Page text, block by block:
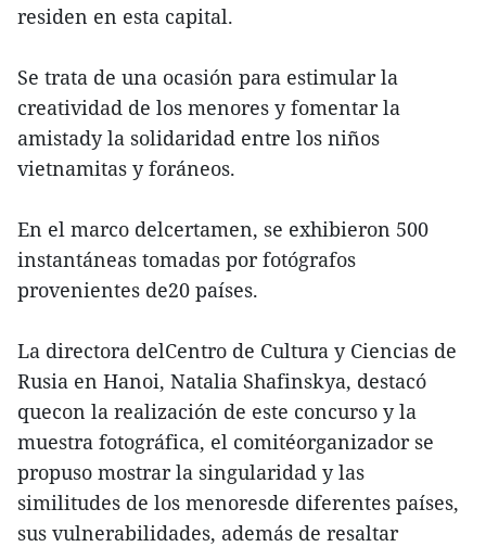
residen en esta capital.
Se trata de una ocasión para estimular la
creatividad de los menores y fomentar la
amistady la solidaridad entre los niños
vietnamitas y foráneos.
En el marco delcertamen, se exhibieron 500
instantáneas tomadas por fotógrafos
provenientes de20 países.
La directora delCentro de Cultura y Ciencias de
Rusia en Hanoi, Natalia Shafinskya, destacó
quecon la realización de este concurso y la
muestra fotográfica, el comitéorganizador se
propuso mostrar la singularidad y las
similitudes de los menoresde diferentes países,
sus vulnerabilidades, además de resaltar